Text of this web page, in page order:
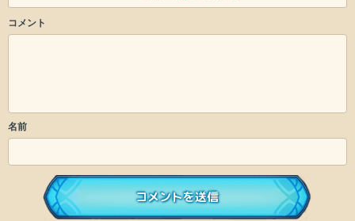
・誰かになりすます行為
・一度削除された投稿を再び投稿すること
・外部サイトへの誘導や宣伝
・アカウントの売買など金銭が絡む内容の投稿
・各ゲームのネタバレを含む内容の投稿
コメント
名前